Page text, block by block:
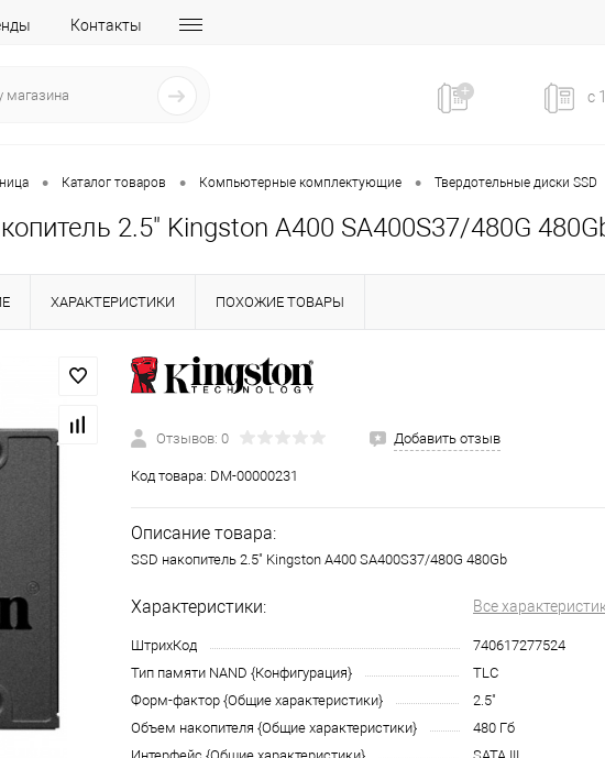
Контакты
с
• Каталог товаров • Компьютерные комплектующие • Твердотельные диски SSD
2.5" Kingston A400 SA400S37/480G
ХАРАКТЕРИСТИКИ ПОХОЖИЕ ТОВАРЫ
Отзывов: 0 Добавить отзыв
Код товара: DM-00000231
Описание товара:
SSD накопитель 2.5" Kingston A400 SA400S37/480G 480Gb
Характеристики: Все
ШтрихКод
740617277524
Тип памяти NAND {Конфигурация}
TLC
Форм-фактор {Общие характеристики}
2.5"
Объем накопителя {Общие характеристики}
480 Гб